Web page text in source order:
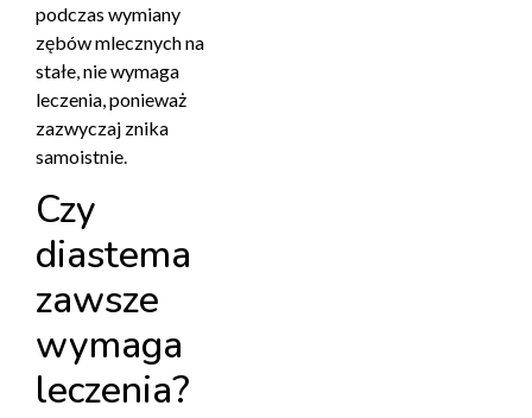
podczas wymiany
zębów mlecznych na
stałe, nie wymaga
leczenia, ponieważ
zazwyczaj znika
samoistnie.
Czy
diastema
zawsze
wymaga
leczenia?